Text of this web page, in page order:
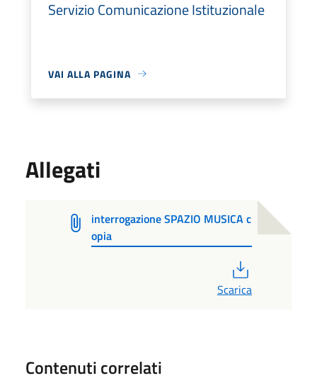
Servizio Comunicazione Istituzionale
VAI ALLA PAGINA
Allegati
interrogazione SPAZIO MUSICA c
opia
Scarica
Contenuti correlati